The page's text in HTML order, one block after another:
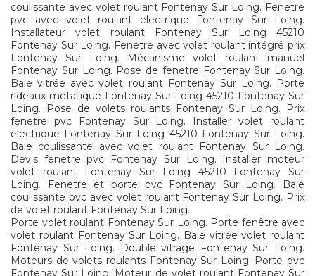
coulissante avec volet roulant Fontenay Sur Loing. Fenetre
pvc avec volet roulant electrique Fontenay Sur Loing.
Installateur volet roulant Fontenay Sur Loing 45210
Fontenay Sur Loing. Fenetre avec volet roulant intégré prix
Fontenay Sur Loing. Mécanisme volet roulant manuel
Fontenay Sur Loing. Pose de fenetre Fontenay Sur Loing.
Baie vitrée avec volet roulant Fontenay Sur Loing. Porte
rideaux metallique Fontenay Sur Loing 45210 Fontenay Sur
Loing. Pose de volets roulants Fontenay Sur Loing. Prix
fenetre pvc Fontenay Sur Loing. Installer volet roulant
electrique Fontenay Sur Loing 45210 Fontenay Sur Loing.
Baie coulissante avec volet roulant Fontenay Sur Loing.
Devis fenetre pvc Fontenay Sur Loing. Installer moteur
volet roulant Fontenay Sur Loing 45210 Fontenay Sur
Loing. Fenetre et porte pvc Fontenay Sur Loing. Baie
coulissante pvc avec volet roulant Fontenay Sur Loing. Prix
de volet roulant Fontenay Sur Loing.
Porte volet roulant Fontenay Sur Loing. Porte fenêtre avec
volet roulant Fontenay Sur Loing. Baie vitrée volet roulant
Fontenay Sur Loing. Double vitrage Fontenay Sur Loing.
Moteurs de volets roulants Fontenay Sur Loing. Porte pvc
Fontenay Sur Loing. Moteur de volet roulant Fontenay Sur